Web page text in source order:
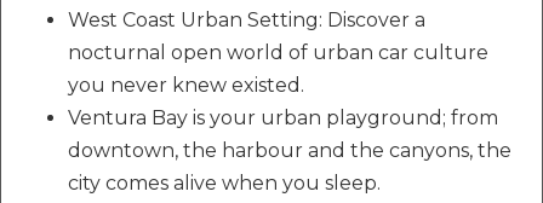
West Coast Urban Setting: Discover a
nocturnal open world of urban car culture
you never knew existed.
Ventura Bay is your urban playground; from
downtown, the harbour and the canyons, the
city comes alive when you sleep.